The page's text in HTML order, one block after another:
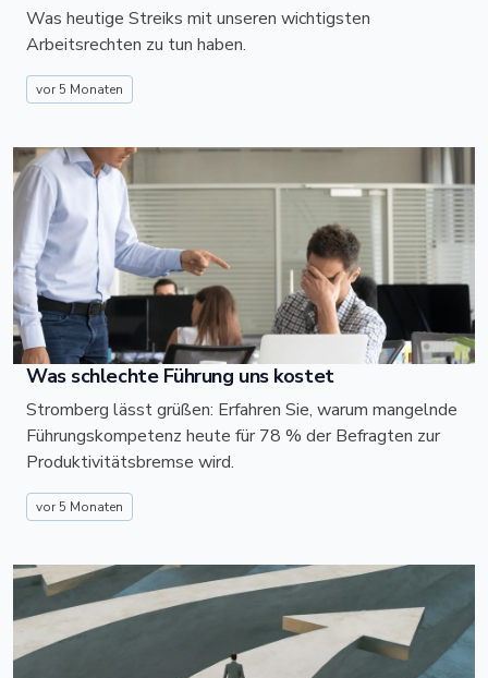
Was heutige Streiks mit unseren wichtigsten
Arbeitsrechten zu tun haben.
vor 5 Monaten
Was schlechte Führung uns kostet
Stromberg lässt grüßen: Erfahren Sie, warum mangelnde
Führungskompetenz heute für 78 % der Befragten zur
Produktivitätsbremse wird.
vor 5 Monaten